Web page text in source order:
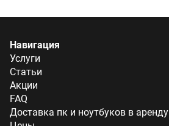
Навигация
Услуги
Статьи
Акции
FAQ
Доставка пк и ноутбуков в аренду